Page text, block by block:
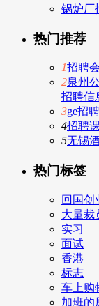
锅炉厂
热门推荐
1招聘
2泉州
招聘信
3ge招
4招聘
5无锡
热门标签
回国创
大量裁
实习
面试
香港
标志
车上购
加班的